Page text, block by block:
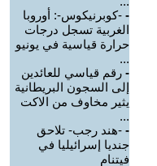
- -كوبرنيكوس-: أوروبا
الغربية تسجل درجات
حرارة قياسية في يونيو
...
- رقم قياسي للعائدين
إلى السجون البريطانية
يثير مخاوف من الاكت
...
- -هند رجب- تلاحق
جنديا إسرائيليا في
فيتنام